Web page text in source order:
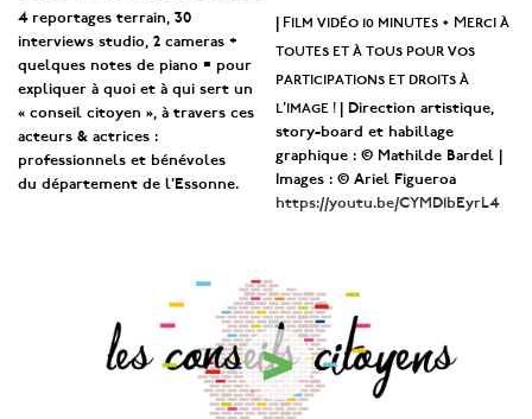
4 reportages terrain, 30
interviews studio, 2 cameras +
quelques notes de piano = pour
expliquer à quoi et à qui sert un
« conseil citoyen », à travers ces
acteurs & actrices :
professionnels et bénévoles
du département de l’Essonne.
Film vidéo 10 minutes • Merci à
toutes et à tous pour vos
participations et droits à
l’image !
| Direction artistique,
story-board et habillage
graphique : © Mathilde Bardel |
Images : © Ariel Figueroa
https://youtu.be/CYMD1bEyrL4
>